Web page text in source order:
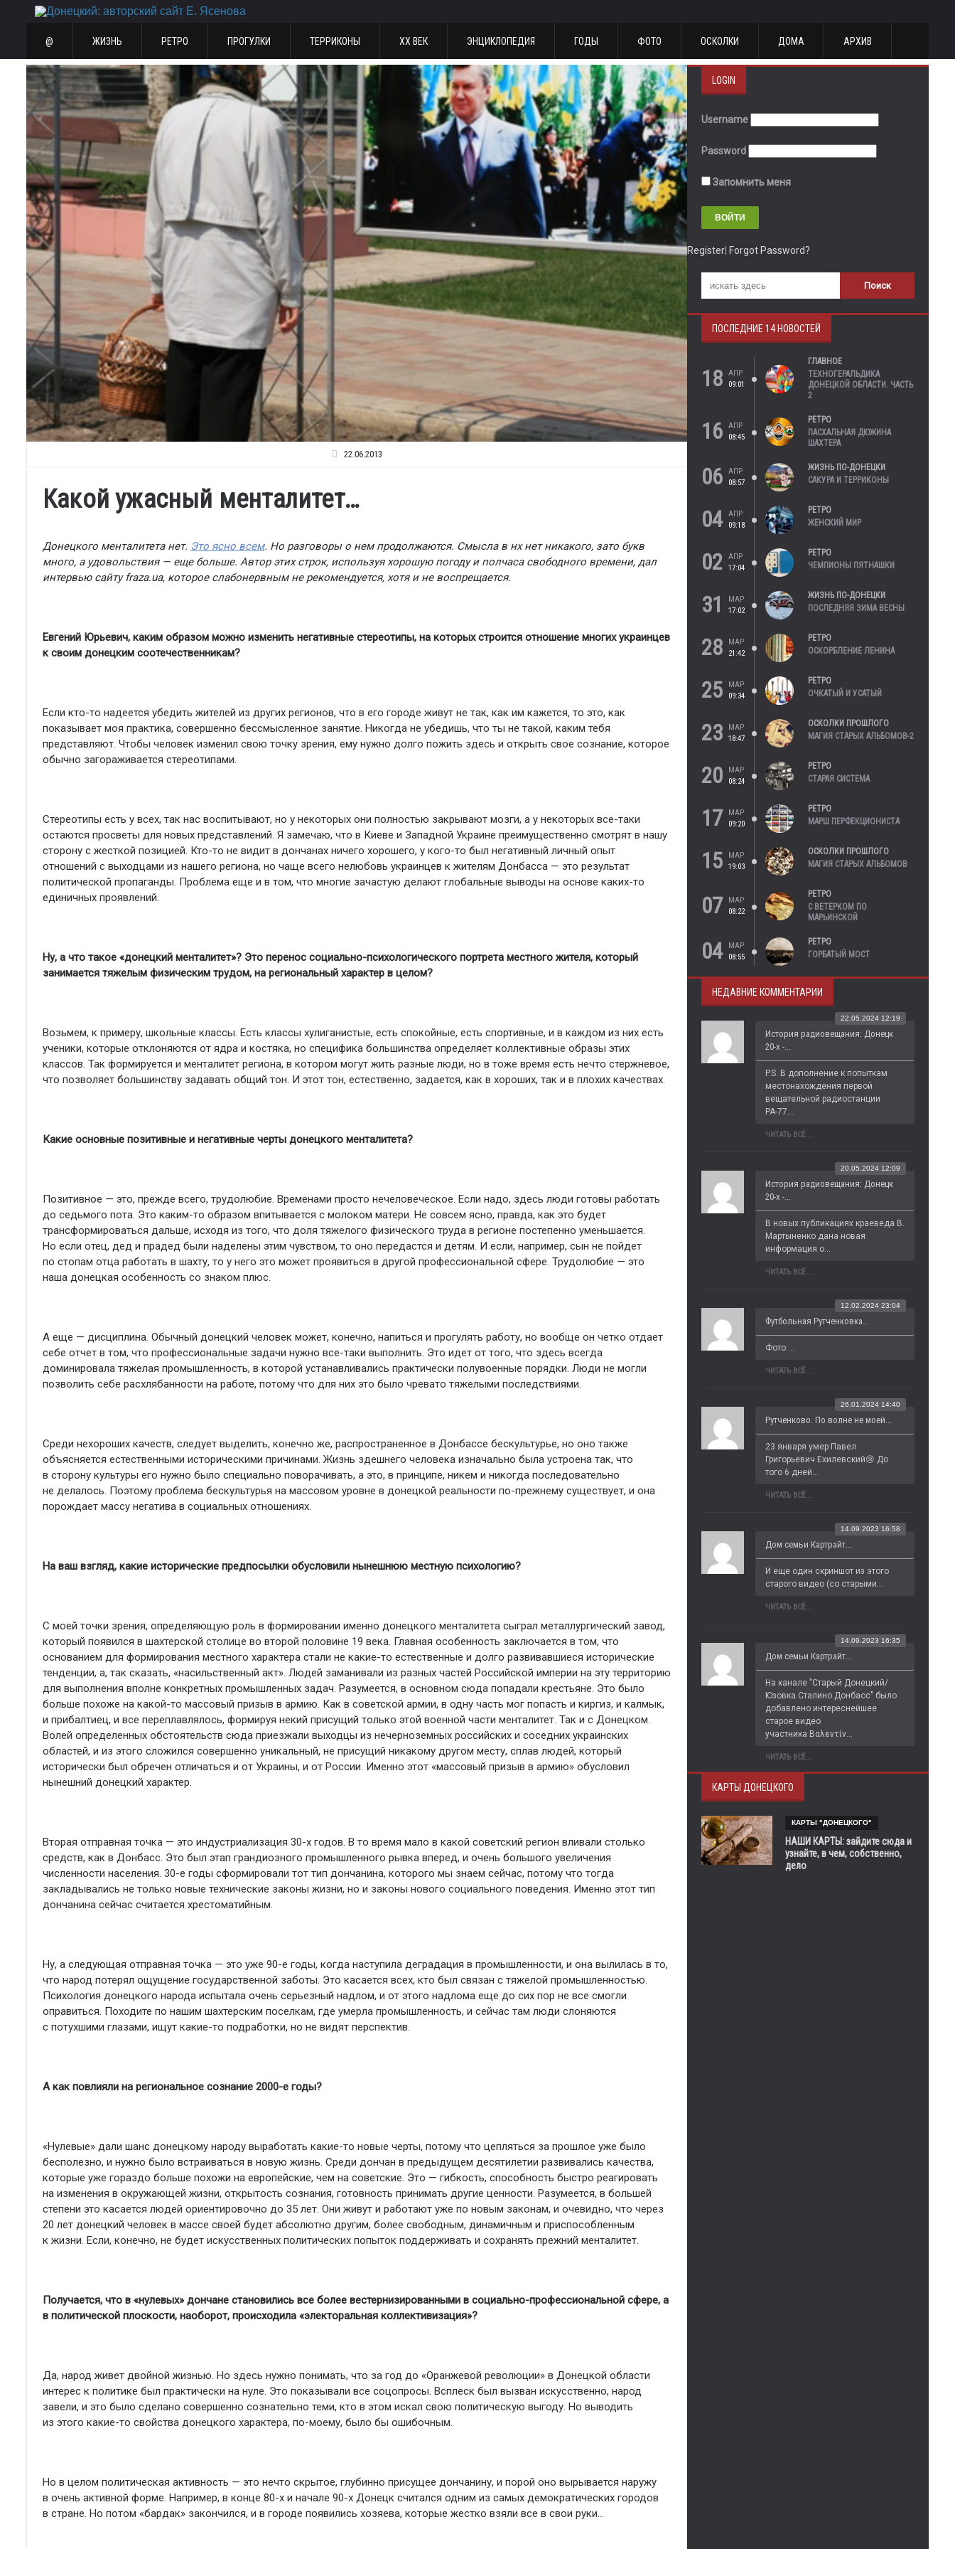
@ ЖИЗНЬ РЕТРО ПРОГУЛКИ ТЕРРИКОНЫ ХХ ВЕК ЭНЦИКЛОПЕДИЯ ГОДЫ ФОТО ОСКОЛКИ ДОМА АРХИВ
22.06.2013
Какой ужасный менталитет…
Донецкого менталитета нет. Это ясно всем. Но разговоры о нем продолжаются. Смысла в нх нет никакого, зато букв
много, а удовольствия — еще больше. Автор этих строк, используя хорошую погоду и полчаса свободного времени, дал
интервью сайту fraza.ua, которое слабонервным не рекомендуется, хотя и не воспрещается.
Евгений Юрьевич, каким образом можно изменить негативные стереотипы, на которых строится отношение многих украинцев
к своим донецким соотечественникам?
Если кто-то надеется убедить жителей из других регионов, что в его городе живут не так, как им кажется, то это, как
показывает моя практика, совершенно бессмысленное занятие. Никогда не убедишь, что ты не такой, каким тебя
представляют. Чтобы человек изменил свою точку зрения, ему нужно долго пожить здесь и открыть свое сознание, которое
обычно загораживается стереотипами.
Стереотипы есть у всех, так нас воспитывают, но у некоторых они полностью закрывают мозги, а у некоторых все-таки
остаются просветы для новых представлений. Я замечаю, что в Киеве и Западной Украине преимущественно смотрят в нашу
сторону с жесткой позицией. Кто-то не видит в дончанах ничего хорошего, у кого-то был негативный личный опыт
отношений с выходцами из нашего региона, но чаще всего нелюбовь украинцев к жителям Донбасса — это результат
политической пропаганды. Проблема еще и в том, что многие зачастую делают глобальные выводы на основе каких-то
единичных проявлений.
Ну, а что такое «донецкий менталитет»? Это перенос социально-психологического портрета местного жителя, который
занимается тяжелым физическим трудом, на региональный характер в целом?
Возьмем, к примеру, школьные классы. Есть классы хулиганистые, есть спокойные, есть спортивные, и в каждом из них есть
ученики, которые отклоняются от ядра и костяка, но специфика большинства определяет коллективные образы этих
классов. Так формируется и менталитет региона, в котором могут жить разные люди, но в тоже время есть нечто стержневое,
что позволяет большинству задавать общий тон. И этот тон, естественно, задается, как в хороших, так и в плохих качествах.
Какие основные позитивные и негативные черты донецкого менталитета?
Позитивное — это, прежде всего, трудолюбие. Временами просто нечеловеческое. Если надо, здесь люди готовы работать
до седьмого пота. Это каким-то образом впитывается с молоком матери. Не совсем ясно, правда, как это будет
трансформироваться дальше, исходя из того, что доля тяжелого физического труда в регионе постепенно уменьшается.
Но если отец, дед и прадед были наделены этим чувством, то оно передастся и детям. И если, например, сын не пойдет
по стопам отца работать в шахту, то у него это может проявиться в другой профессиональной сфере. Трудолюбие — это
наша донецкая особенность со знаком плюс.
А еще — дисциплина. Обычный донецкий человек может, конечно, напиться и прогулять работу, но вообще он четко отдает
себе отчет в том, что профессиональные задачи нужно все-таки выполнить. Это идет от того, что здесь всегда
доминировала тяжелая промышленность, в которой устанавливались практически полувоенные порядки. Люди не могли
позволить себе расхлябанности на работе, потому что для них это было чревато тяжелыми последствиями.
Среди нехороших качеств, следует выделить, конечно же, распространенное в Донбассе бескультурье, но оно также
объясняется естественными историческими причинами. Жизнь здешнего человека изначально была устроена так, что
в сторону культуры его нужно было специально поворачивать, а это, в принципе, никем и никогда последовательно
не делалось. Поэтому проблема бескультурья на массовом уровне в донецкой реальности по-прежнему существует, и она
порождает массу негатива в социальных отношениях.
На ваш взгляд, какие исторические предпосылки обусловили нынешнюю местную психологию?
С моей точки зрения, определяющую роль в формировании именно донецкого менталитета сыграл металлургический завод,
который появился в шахтерской столице во второй половине 19 века. Главная особенность заключается в том, что
основанием для формирования местного характера стали не какие-то естественные и долго развивавшиеся исторические
тенденции, а, так сказать, «насильственный акт». Людей заманивали из разных частей Российской империи на эту территорию
для выполнения вполне конкретных промышленных задач. Разумеется, в основном сюда попадали крестьяне. Это было
больше похоже на какой-то массовый призыв в армию. Как в советской армии, в одну часть мог попасть и киргиз, и калмык,
и прибалтиец, и все переплавлялось, формируя некий присущий только этой военной части менталитет. Так и с Донецком.
Волей определенных обстоятельств сюда приезжали выходцы из нечерноземных российских и соседних украинских
областей, и из этого сложился совершенно уникальный, не присущий никакому другом месту, сплав людей, который
исторически был обречен отличаться и от Украины, и от России. Именно этот «массовый призыв в армию» обусловил
нынешний донецкий характер.
Вторая отправная точка — это индустриализация 30-х годов. В то время мало в какой советский регион вливали столько
средств, как в Донбасс. Это был этап грандиозного промышленного рывка вперед, и очень большого увеличения
численности населения. 30-е годы сформировали тот тип дончанина, которого мы знаем сейчас, потому что тогда
закладывались не только новые технические законы жизни, но и законы нового социального поведения. Именно этот тип
дончанина сейчас считается хрестоматийным.
Ну, а следующая отправная точка — это уже 90-е годы, когда наступила деградация в промышленности, и она вылилась в то,
что народ потерял ощущение государственной заботы. Это касается всех, кто был связан с тяжелой промышленностью.
Психология донецкого народа испытала очень серьезный надлом, и от этого надлома еще до сих пор не все смогли
оправиться. Походите по нашим шахтерским поселкам, где умерла промышленность, и сейчас там люди слоняются
с потухшими глазами, ищут какие-то подработки, но не видят перспектив.
А как повлияли на региональное сознание 2000-е годы?
«Нулевые» дали шанс донецкому народу выработать какие-то новые черты, потому что цепляться за прошлое уже было
бесполезно, и нужно было встраиваться в новую жизнь. Среди дончан в предыдущем десятилетии развивались качества,
которые уже гораздо больше похожи на европейские, чем на советские. Это — гибкость, способность быстро реагировать
на изменения в окружающей жизни, открытость сознания, готовность принимать другие ценности. Разумеется, в большей
степени это касается людей ориентировочно до 35 лет. Они живут и работают уже по новым законам, и очевидно, что через
20 лет донецкий человек в массе своей будет абсолютно другим, более свободным, динамичным и приспособленным
к жизни. Если, конечно, не будет искусственных политических попыток поддерживать и сохранять прежний менталитет.
Получается, что в «нулевых» дончане становились все более вестернизированными в социально-профессиональной сфере, а
в политической плоскости, наоборот, происходила «электоральная коллективизация»?
Да, народ живет двойной жизнью. Но здесь нужно понимать, что за год до «Оранжевой революции» в Донецкой области
интерес к политике был практически на нуле. Это показывали все соцопросы. Всплеск был вызван искусственно, народ
завели, и это было сделано совершенно сознательно теми, кто в этом искал свою политическую выгоду. Но выводить
из этого какие-то свойства донецкого характера, по-моему, было бы ошибочным.
Но в целом политическая активность — это нечто скрытое, глубинно присущее дончанину, и порой оно вырывается наружу
в очень активной форме. Например, в конце 80-х и начале 90-х Донецк считался одним из самых демократических городов
в стране. Но потом «бардак» закончился, и в городе появились хозяева, которые жестко взяли все в свои руки…
LOGIN
Username
Password
Запомнить меня
Register Forgot Password?
ПОСЛЕДНИЕ 14 НОВОСТЕЙ
18
АПР
09:01
ГЛАВНОЕ
ТЕХНОГЕРАЛЬДИКА
ДОНЕЦКОЙ ОБЛАСТИ. ЧАСТЬ
2
16
АПР
08:45
РЕТРО
ПАСХАЛЬНАЯ ДЮЖИНА
ШАХТЕРА
06
АПР
08:57
ЖИЗНЬ ПО-ДОНЕЦКИ
САКУРА И ТЕРРИКОНЫ
04
АПР
09:18
РЕТРО
ЖЕНСКИЙ МИР
02
АПР
17:04
РЕТРО
ЧЕМПИОНЫ ПЯТНАШКИ
31
МАР
17:02
ЖИЗНЬ ПО-ДОНЕЦКИ
ПОСЛЕДНЯЯ ЗИМА ВЕСНЫ
28
МАР
21:42
РЕТРО
ОСКОРБЛЕНИЕ ЛЕНИНА
25
МАР
09:34
РЕТРО
ОЧКАТЫЙ И УСАТЫЙ
23
МАР
18:47
ОСКОЛКИ ПРОШЛОГО
МАГИЯ СТАРЫХ АЛЬБОМОВ-2
20
МАР
08:24
РЕТРО
СТАРАЯ СИСТЕМА
17
МАР
09:20
РЕТРО
МАРШ ПЕРФЕКЦИОНИСТА
15
МАР
19:03
ОСКОЛКИ ПРОШЛОГО
МАГИЯ СТАРЫХ АЛЬБОМОВ
07
МАР
08:22
РЕТРО
С ВЕТЕРКОМ ПО
МАРЬИНСКОЙ
04
МАР
08:55
РЕТРО
ГОРБАТЫЙ МОСТ
НЕДАВНИЕ КОММЕНТАРИИ
История радиовещания: Донецк
20-х -...
22.05.2024 12:19
P.S. В дополнение к попыткам
местонахождения первой
вещательной радиостанции
РА-77...
ЧИТАТЬ ВСЁ...
История радиовещания: Донецк
20-х -...
20.05.2024 12:09
В новых публикациях краеведа В.
Мартыненко дана новая
информация о...
ЧИТАТЬ ВСЁ...
Футбольная Рутченковка...
12.02.2024 23:04
Фото:...
ЧИТАТЬ ВСЁ...
Рутченково. По волне не моей...
26.01.2024 14:40
23 января умер Павел
Григорьевич Ехилевский😢 До
того 6 дней...
ЧИТАТЬ ВСЁ...
Дом семьи Картрайт...
14.09.2023 16:58
И еще один скриншот из этого
старого видео (со старыми...
ЧИТАТЬ ВСЁ...
Дом семьи Картрайт...
14.09.2023 16:35
На канале "Старый Донецкий/
Юзовка.Сталино.Донбасс" было
добавлено интереснейшее
старое видео
участника Βαλεντίν...
ЧИТАТЬ ВСЁ...
КАРТЫ ДОНЕЦКОГО
КАРТЫ "ДОНЕЦКОГО"
НАШИ КАРТЫ: зайдите сюда и
узнайте, в чем, собственно,
дело